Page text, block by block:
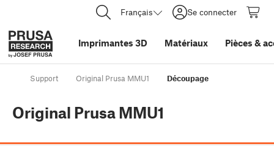
Français Se connecter
Imprimantes 3D Matériaux Pièces &
Support Original Prusa MMU1 Découpage
Original Prusa MMU1